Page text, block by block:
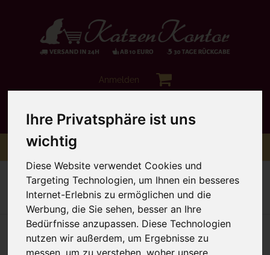
Ihre Privatsphäre ist uns
wichtig
Diese Website verwendet Cookies und
Targeting Technologien, um Ihnen ein besseres
Internet-Erlebnis zu ermöglichen und die
Werbung, die Sie sehen, besser an Ihre
Bedürfnisse anzupassen. Diese Technologien
nutzen wir außerdem, um Ergebnisse zu
Anmelden
ToggleMenü
Sie sind hier: Hochwertiges Trockenfutter Tundra
Zur Übersicht Artikel 1 von 6